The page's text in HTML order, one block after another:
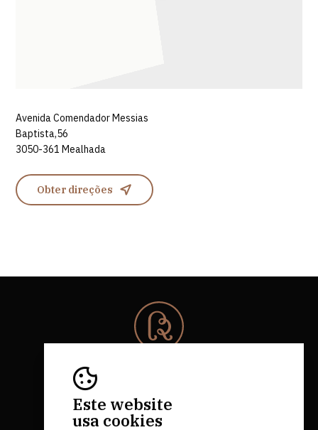
Este website
usa cookies
Avenida Comendador Messias
Baptista,56
3050-361 Mealhada
Obter direções
RNAAT 684/2019.
by M&ADigital